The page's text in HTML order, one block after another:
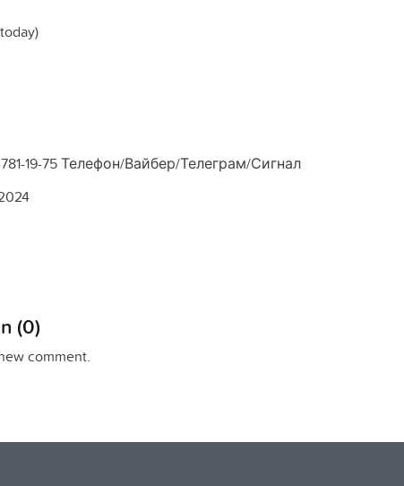
19-75 Телефон/Вайбер/Телеграм/Сигнал
(0)
comment.